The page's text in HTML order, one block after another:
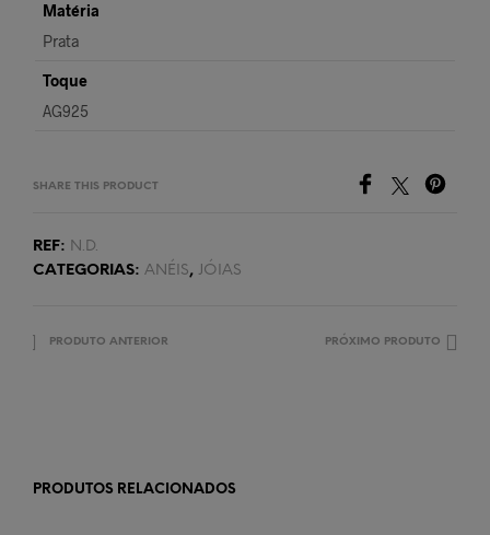
Matéria
Prata
Toque
AG925
SHARE THIS PRODUCT
REF: N.D.
CATEGORIAS: ANÉIS, JÓIAS
PRODUTO ANTERIOR PRÓXIMO PRODUTO
PRODUTOS RELACIONADOS